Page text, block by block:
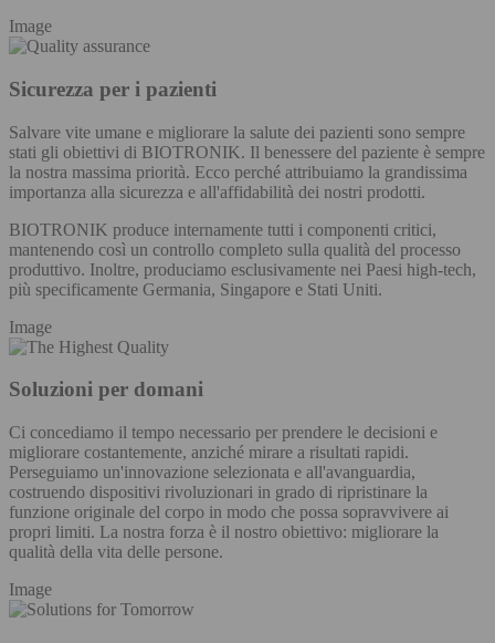
Image
Sicurezza per i pazienti
Salvare vite umane e migliorare la salute dei pazienti sono sempre
stati gli obiettivi di BIOTRONIK. Il benessere del paziente è sempre
la nostra massima priorità. Ecco perché attribuiamo la grandissima
importanza alla sicurezza e all'affidabilità dei nostri prodotti.
BIOTRONIK produce internamente tutti i componenti critici,
mantenendo così un controllo completo sulla qualità del processo
produttivo. Inoltre, produciamo esclusivamente nei Paesi high-tech,
più specificamente Germania, Singapore e Stati Uniti.
Image
Soluzioni per domani
Ci concediamo il tempo necessario per prendere le decisioni e
migliorare costantemente, anziché mirare a risultati rapidi.
Perseguiamo un'innovazione selezionata e all'avanguardia,
costruendo dispositivi rivoluzionari in grado di ripristinare la
funzione originale del corpo in modo che possa sopravvivere ai
propri limiti. La nostra forza è il nostro obiettivo: migliorare la
qualità della vita delle persone.
Image